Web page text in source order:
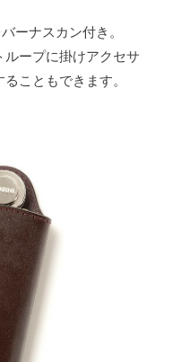
ーナスカン付き。
ループに掛けアクセサ
こともできます。